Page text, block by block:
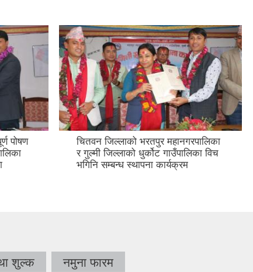
पोषण
चितवन जिल्लाको भरतपुर महानगरपालिका
र गुल्मी जिल्लाको धुर्कोट गाउँपालिका विच
भगिनि सम्बन्ध स्थापना कार्यक्रम
शुल्क नमुना फारम